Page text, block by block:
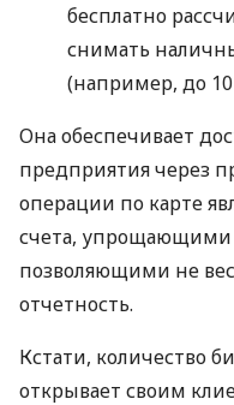
бесплатно
снимать
(например, до
Она обеспечивает
предприятия через
операции по карте
счета, упрощающими
позволяющими не
отчетность.
Кстати, количество
открывает своим